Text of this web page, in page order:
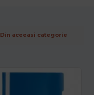
Din aceeasi categorie